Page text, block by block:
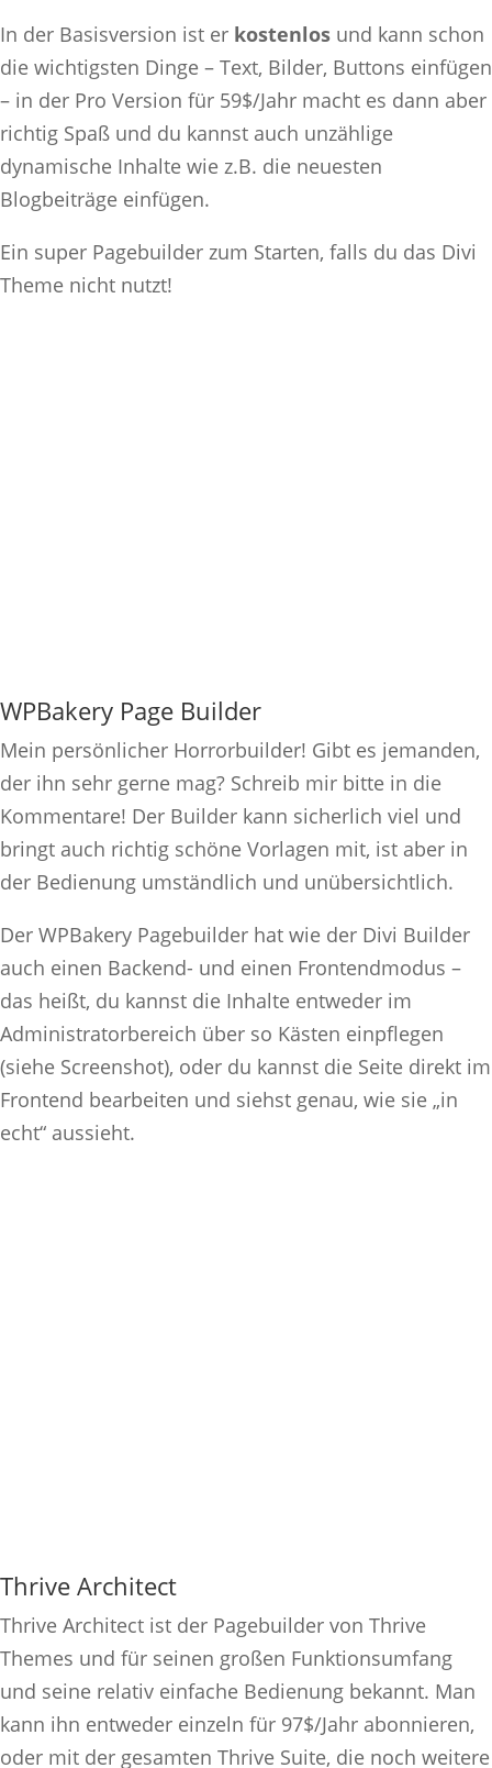
In der Basisversion ist er kostenlos und kann schon
die wichtigsten Dinge – Text, Bilder, Buttons einfügen
– in der Pro Version für 59$/Jahr macht es dann aber
richtig Spaß und du kannst auch unzählige
dynamische Inhalte wie z.B. die neuesten
Blogbeiträge einfügen.
Ein super Pagebuilder zum Starten, falls du das Divi
Theme nicht nutzt!
WPBakery Page Builder
Mein persönlicher Horrorbuilder! Gibt es jemanden,
der ihn sehr gerne mag? Schreib mir bitte in die
Kommentare! Der Builder kann sicherlich viel und
bringt auch richtig schöne Vorlagen mit, ist aber in
der Bedienung umständlich und unübersichtlich.
Der WPBakery Pagebuilder hat wie der Divi Builder
auch einen Backend- und einen Frontendmodus –
das heißt, du kannst die Inhalte entweder im
Administratorbereich über so Kästen einpflegen
(siehe Screenshot), oder du kannst die Seite direkt im
Frontend bearbeiten und siehst genau, wie sie „in
echt“ aussieht.
Thrive Architect
Thrive Architect ist der Pagebuilder von Thrive
Themes und für seinen großen Funktionsumfang
und seine relativ einfache Bedienung bekannt. Man
kann ihn entweder einzeln für 97$/Jahr abonnieren,
oder mit der gesamten Thrive Suite, die noch weitere